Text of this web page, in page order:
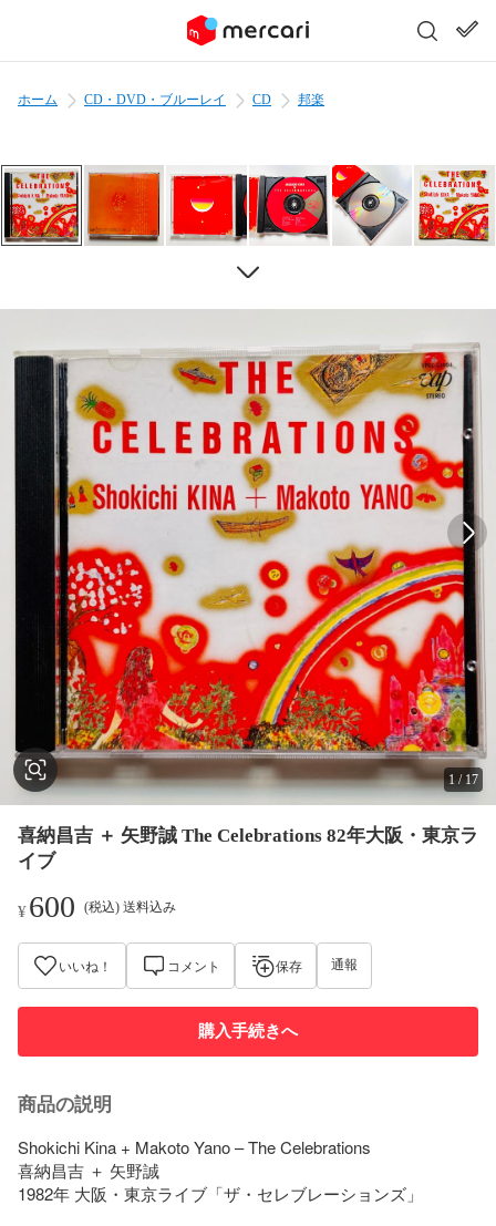
ホーム CD・DVD・ブルーレイ CD 邦楽
1 / 17
喜納昌吉 ＋ 矢野誠 The Celebrations 82年大阪・東京ラ
イブ
¥600 (税込) 送料込み
いいね！ コメント 保存 通報
購入手続きへ
商品の説明
Shokichi Kina + Makoto Yano – The Celebrations
喜納昌吉 ＋ 矢野誠
1982年 大阪・東京ライブ「ザ・セレブレーションズ」